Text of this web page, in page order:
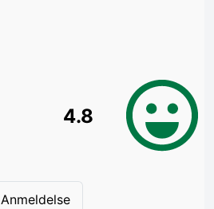
4.8
Anmeldelse